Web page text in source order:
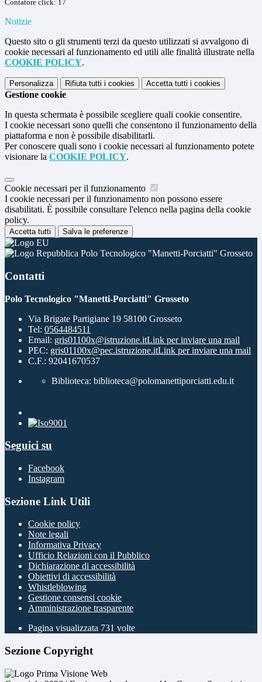
Contatore click: 17
Notizie
Questo sito o gli strumenti terzi da questo utilizzati si avvalgono di
cookie necessari al funzionamento ed utili alle finalità illustrate nella
COOKIE POLICY.
Personalizza Rifiuta tutti i cookies Accetta tutti i cookies
Gestione cookie
In questa schermata è possibile scegliere quali cookie consentire.
I cookie necessari sono quelli che consentono il funzionamento della
piattaforma e non è possibile disabilitarli.
Per conoscere quali sono i cookie necessari al funzionamento potete
visionare la COOKIE POLICY.
Cookie necessari per il funzionamento
I cookie necessari per il funzionamento non possono essere
disabilitati. È possibile consultare l'elenco nella pagina della cookie
policy.
Accetta tutti Salva le preferenze
Polo Tecnologico "Manetti-Porciatti" Grosseto
Contatti
Polo Tecnologico "Manetti-Porciatti" Grosseto
Via Brigate Partigiane 19 58100 Grosseto
Tel: 0564484511
Email: gris01100x@istruzione.itLink per inviare una mail
PEC: gris01100x@pec.istruzione.itLink per inviare una mail
C.F.: 92041670537
Biblioteca: biblioteca@polomanettiporciatti.edu.it
Seguici su
Facebook
Instagram
Sezione Link Utili
Cookie policy
Note legali
Informativa Privacy
Ufficio Relazioni con il Pubblico
Dichiarazione di accessibilità
Obiettivi di accessibilità
Whistleblowing
Gestione consensi cookie
Amministrazione trasparente
Pagina visualizzata 731 volte
Sezione Copyright